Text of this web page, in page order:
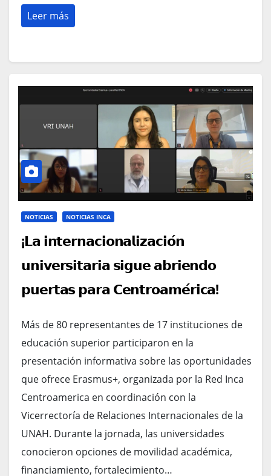
Leer más
NOTICIAS NOTICIAS INCA
¡𝗟𝗮 𝗶𝗻𝘁𝗲𝗿𝗻𝗮𝗰𝗶𝗼𝗻𝗮𝗹𝗶𝘇𝗮𝗰𝗶𝗼́𝗻
𝘂𝗻𝗶𝘃𝗲𝗿𝘀𝗶𝘁𝗮𝗿𝗶𝗮 𝘀𝗶𝗴𝘂𝗲 𝗮𝗯𝗿𝗶𝗲𝗻𝗱𝗼
𝗽𝘂𝗲𝗿𝘁𝗮𝘀 𝗽𝗮𝗿𝗮 𝗖𝗲𝗻𝘁𝗿𝗼𝗮𝗺𝗲́𝗿𝗶𝗰𝗮!
Más de 80 representantes de 17 instituciones de
educación superior participaron en la
presentación informativa sobre las oportunidades
que ofrece Erasmus+, organizada por la Red Inca
Centroamerica en coordinación con la
Vicerrectoría de Relaciones Internacionales de la
UNAH. Durante la jornada, las universidades
conocieron opciones de movilidad académica,
financiamiento, fortalecimiento…